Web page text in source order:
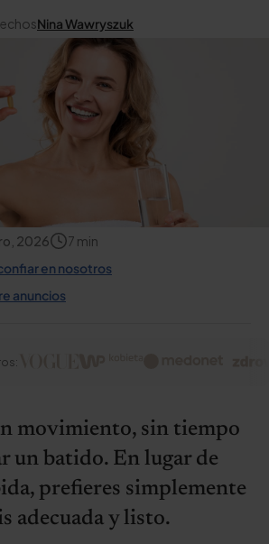
Nina Wawryszuk
2026 7 min
en nosotros
anuncios
movimiento, sin tiempo
un batido. En lugar de
prefieres simplemente
adecuada y listo.